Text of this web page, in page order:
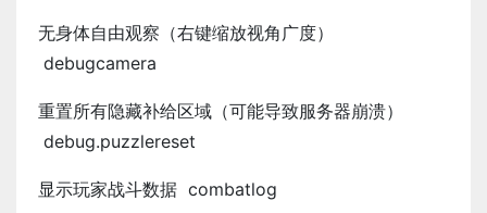
无身体自由观察（右键缩放视角广度）
debugcamera
重置所有隐藏补给区域（可能导致服务器崩溃）
debug.puzzlereset
显示玩家战斗数据 combatlog